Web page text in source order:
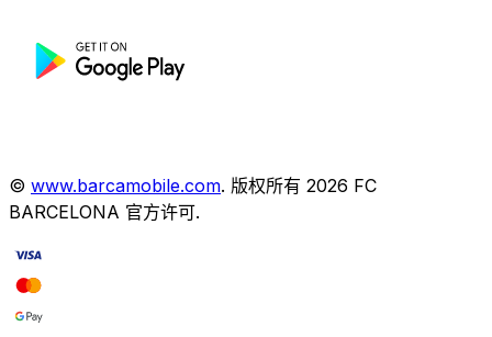
© www.barcamobile.com. 版权所有 2026 FC
BARCELONA 官方许可.